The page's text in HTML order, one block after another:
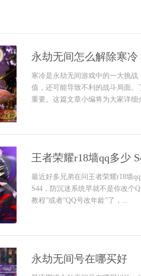
永劫无间怎么解除寒冷
寒冷是永劫无间游戏中的一大挑
值，还可能导致不利的战斗局面
重要。这篇文章小编将为大家详
王者荣耀r18墙qq多少
最近好多兄弟在问王者荣耀r18墙
S44，防沉迷系统早就不是你改个
教程”或者“QQ号改年龄”了，...
永劫无间号在哪买好